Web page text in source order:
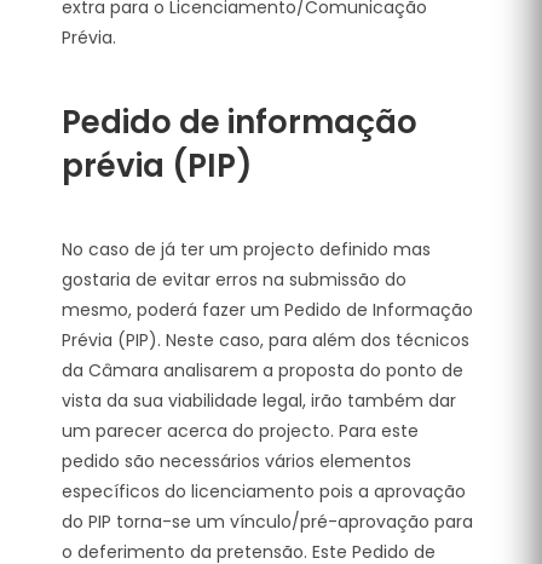
extra para o Licenciamento/Comunicação
Prévia.
Pedido de informação
prévia (PIP)
No caso de já ter um projecto definido mas
gostaria de evitar erros na submissão do
mesmo, poderá fazer um Pedido de Informação
Prévia (PIP). Neste caso, para além dos técnicos
da Câmara analisarem a proposta do ponto de
vista da sua viabilidade legal, irão também dar
um parecer acerca do projecto. Para este
pedido são necessários vários elementos
específicos do licenciamento pois a aprovação
do PIP torna-se um vínculo/pré-aprovação para
o deferimento da pretensão. Este Pedido de